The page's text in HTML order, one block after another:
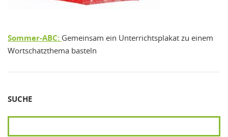
Sommer-ABC: Gemeinsam ein Unterrichtsplakat zu einem
Wortschatzthema basteln
SUCHE